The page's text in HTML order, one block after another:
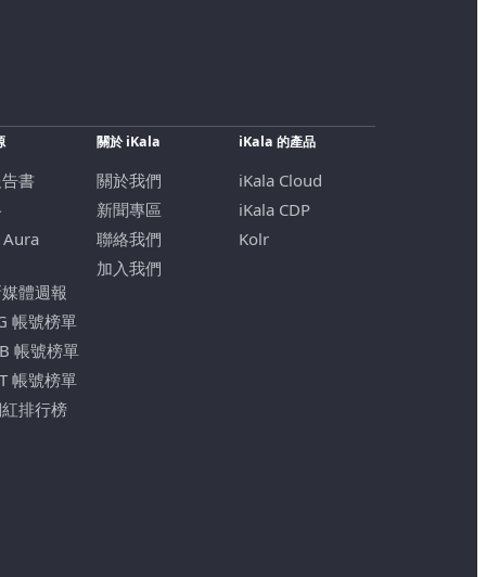
書
體週報
帳號榜單
帳號榜單
帳號榜單
排行榜
關於 iKala
關於我們
新聞專區
聯絡我們
加入我們
iKala 的產品
iKala Cloud
iKala CDP
Kolr